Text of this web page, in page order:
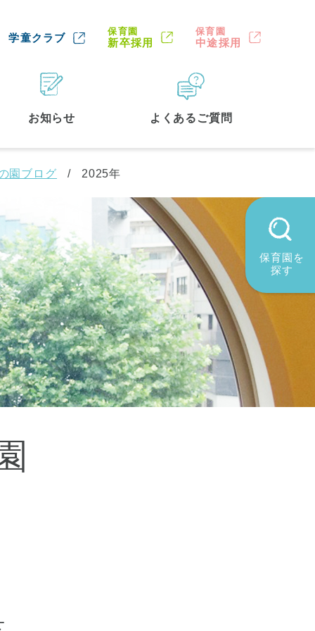
学童クラブ
保育園
新卒採用
保育園
中途採用
お知らせ よくあるご質問
保育園を
探す
墨田区(2) 品川区 (1)
杉並区(3) 板橋区(3)
三鷹市(2) 調布市(1)
千代田区(1) 豊島区(2)
園ブログ 2025年